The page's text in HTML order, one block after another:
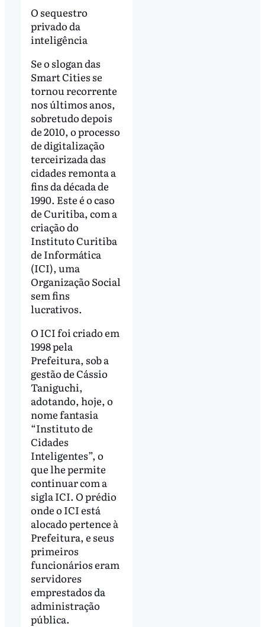
O sequestro
privado da
inteligência
Se o slogan das
Smart Cities se
tornou recorrente
nos últimos anos,
sobretudo depois
de 2010, o processo
de digitalização
terceirizada das
cidades remonta a
fins da década de
1990. Este é o caso
de Curitiba, com a
criação do
Instituto Curitiba
de Informática
(ICI), uma
Organização Social
sem fins
lucrativos.
O ICI foi criado em
1998 pela
Prefeitura, sob a
gestão de Cássio
Taniguchi,
adotando, hoje, o
nome fantasia
“Instituto de
Cidades
Inteligentes”, o
que lhe permite
continuar com a
sigla ICI. O prédio
onde o ICI está
alocado pertence à
Prefeitura, e seus
primeiros
funcionários eram
servidores
emprestados da
administração
pública.